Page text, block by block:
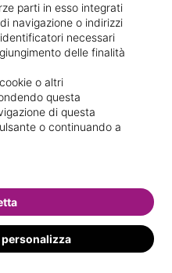
con cera
MICHELE E
parti in esso integrati
navigazione o indirizzi
necessari
delle finalità
o altri
questa
di questa
o continuando a